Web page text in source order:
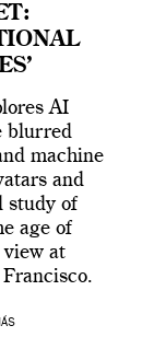
AI
blurred
machine
and
study of
age of
at